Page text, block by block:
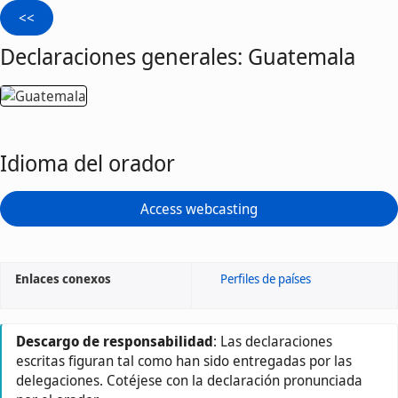
Declaraciones generales: Guatemala
Idioma del orador
Access webcasting
Enlaces conexos Perfiles de países
Descargo de responsabilidad: Las declaraciones
escritas figuran tal como han sido entregadas por las
delegaciones. Cotéjese con la declaración pronunciada